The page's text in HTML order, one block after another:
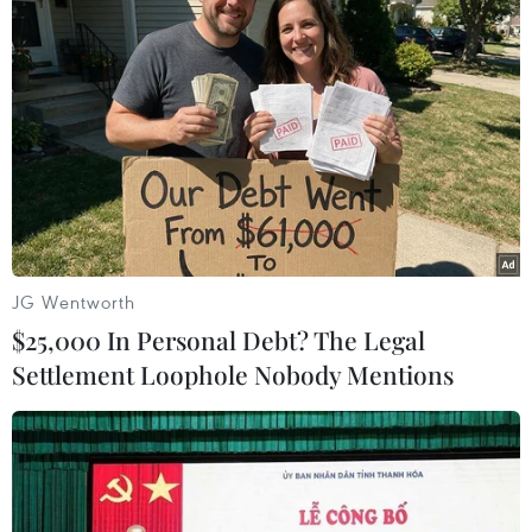
trình, dự án, đề án trọng điểm; thúc đẩy sự phát
triển kinh tế-xã hội trên địa bàn Thành phố Hồ
Chí Minh./.
Dự án không lưu ở Long
Thành và TP. Hồ Chí Minh
phấn đấu thi công vượt
tiến độ
Các chủ đầu tư và nhà thầu cam kết vượt tiến độ
thi công hai dự án kiểm soát không lưu tại Sân
bay Quốc tế Long Thành và Thành phố Hồ Chí
(TTXVN/Vietnam+)
JG Wentworth
$25,000 In Personal Debt? The Legal
Settlement Loophole Nobody Mentions